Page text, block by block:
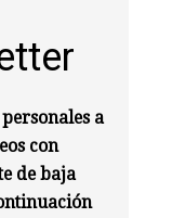
a
con
de baja